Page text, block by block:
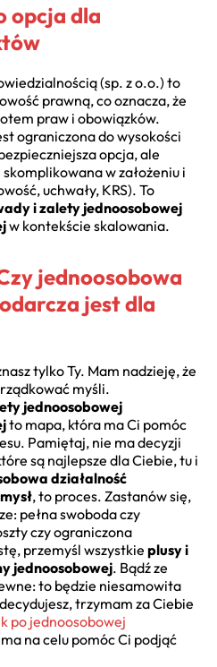
opcja dla
(sp. z o.o.) to
prawną, co oznacza, że
praw i obowiązków.
ograniczona do wysokości
opcja, ale
w założeniu i
uchwały, KRS). To
i zalety jednoosobowej
w kontekście skalowania.
jednoosobowa
jest dla
tylko Ty. Mam nadzieję, że
myśli.
jednoosobowej
to mapa, która ma Ci pomóc
Pamiętaj, nie ma decyzji
są najlepsze dla Ciebie, tu i
działalność
, to proces. Zastanów się,
pełna swoboda czy
czy ograniczona
przemyśl wszystkie plusy i
jednoosobowej. Bądź ze
to będzie niesamowita
trzymam za Ciebie
po jednoosobowej
ma na celu pomóc Ci podjąć